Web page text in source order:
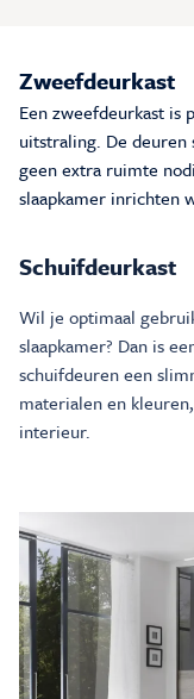
Zweefdeurkast
Een zweefdeurkast is
uitstraling. De deuren
geen extra ruimte
slaapkamer inrichten
Schuifdeurkast
Wil je optimaal
slaapkamer? Dan is
schuifdeuren een
materialen en
interieur.